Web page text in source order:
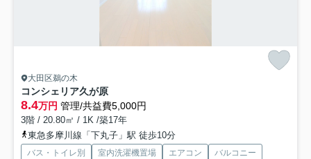
大田区鵜の木
コンシェリア久が原
8.4万円 管理/共益費5,000円
3階 / 20.80㎡ / 1K /築17年
東急多摩川線「下丸子」駅 徒歩10分
バス・トイレ別 室内洗濯機置場 エアコン
バルコニー